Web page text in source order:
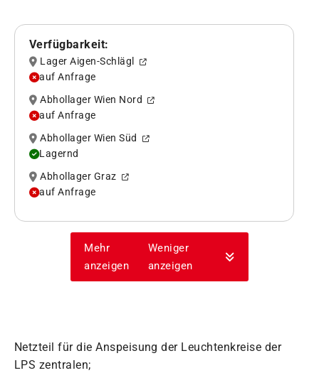
Verfügbarkeit:
Lager Aigen-Schlägl
auf Anfrage
Abhollager Wien Nord
auf Anfrage
Abhollager Wien Süd
Lagernd
Abhollager Graz
auf Anfrage
Mehr
anzeigen
Weniger
anzeigen
Netzteil für die Anspeisung der Leuchtenkreise der
LPS zentralen;